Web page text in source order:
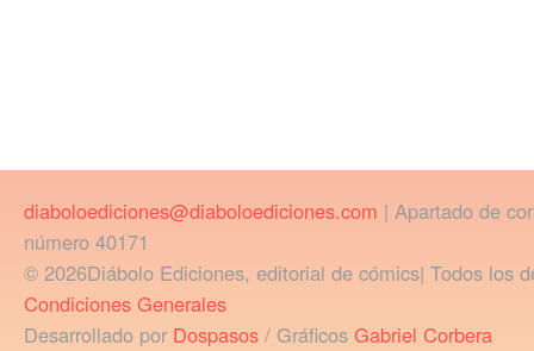
diaboloediciones@diaboloediciones.com | Apartado de
número 40171
© 2026Diábolo Ediciones, editorial de cómics| Todos los
Condiciones Generales
Desarrollado por Dospasos / Gráficos Gabriel Corbera